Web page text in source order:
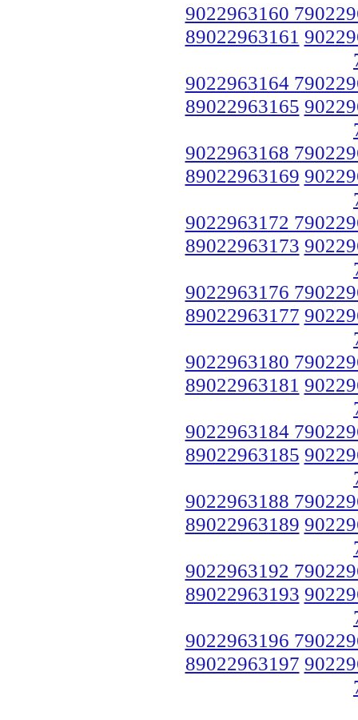
9022963160
89022963161
9022963164
89022963165
9022963168
89022963169
9022963172
89022963173
9022963176
89022963177
9022963180
89022963181
9022963184
89022963185
9022963188
89022963189
9022963192
89022963193
9022963196
89022963197